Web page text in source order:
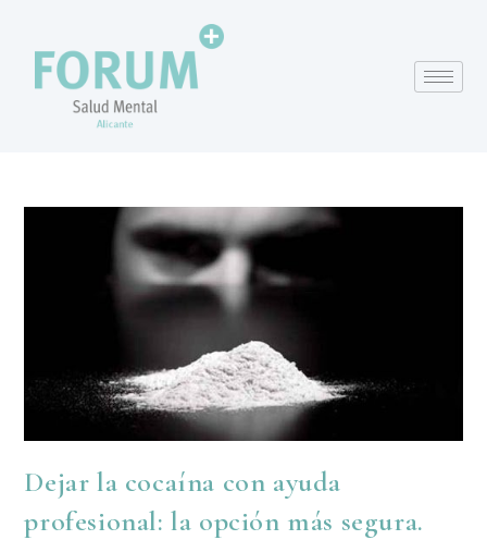
Dejar la cocaína con ayuda
profesional: la opción más segura.